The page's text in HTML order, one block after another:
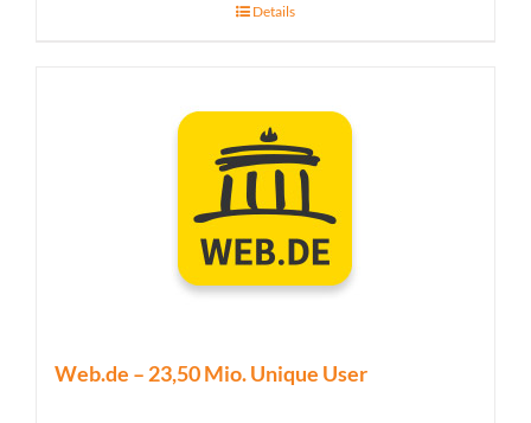
Details
Web.de – 23,50 Mio. Unique User